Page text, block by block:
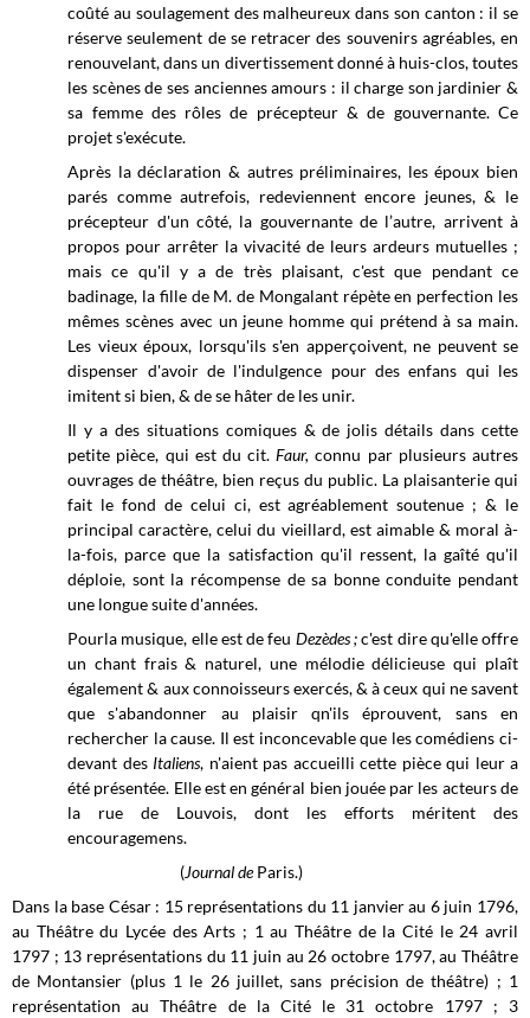
coûté au soulagement des malheureux dans son canton : il se
réserve seulement de se retracer des souvenirs agréables,en
renouvelant, dans un divertissement donné à huis-clos, toutes
les scènes de ses anciennes amours : il charge son jardinier &
sa femme des rôles de précepteur & de gouvernante. Ce
projet s'exécute.
Après la déclaration & autres préliminaires, les époux bien
parés comme autrefois, redeviennent encore jeunes, & le
précepteur d'un côté, la gouvernante de l’autre, arrivent à
propos pour arrêter la vivacité de leurs ardeurs mutuelles ;
mais ce qu'il y a de très plaisant, c'est que pendant ce
badinage, la fille de M. de Mongalant répète en perfection les
mêmes scènes avec un jeune homme qui prétend à sa main.
Les vieux époux, lorsqu'ils s'en apperçoivent, ne peuvent se
dispenser d'avoir de l'indulgence pour des enfans qui les
imitent si bien, & de se hâter de les unir.
Il y a des situations comiques & de jolis détails dans cette
petite pièce, qui est du cit.Faur,connu par plusieurs autres
ouvrages de théâtre, bien reçus du public. La plaisanterie qui
fait le fond de celui ci, est agréablement soutenue ; & le
principal caractère, celui du vieillard, est aimable & moral à-
la-fois, parce que la satisfaction qu'il ressent, la gaîté qu'il
déploie, sont la récompense de sa bonne conduite pendant
une longue suite d'années.
Pourla musique, elle est de feu Dezèdes ;c'est dire qu'elle offre
un chant frais & naturel, une mélodie délicieuse qui plaît
également & aux connoisseurs exercés, & à ceux qui ne savent
que s'abandonner au plaisir qn'ils éprouvent, sans en
rechercher la cause. Il est inconcevable que les comédiens ci-
devant des Italiens, n'aient pas accueilli cette pièce qui leur a
été présentée. Elle est en général bien jouée par les acteurs de
la rue de Louvois, dont les efforts méritent des
encouragemens.
(Journal deParis.)
Dans la base César : 15 représentations du 11 janvier au 6 juin 1796,
au Théâtre du Lycée des Arts ; 1 au Théâtre de la Cité le 24 avril
1797 ; 13 représentations du 11 juin au 26 octobre 1797, au Théâtre
de Montansier (plus 1 le 26 juillet, sans précision de théâtre) ; 1
représentation au Théâtre de la Cité le 31 octobre 1797 ; 3